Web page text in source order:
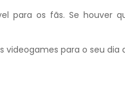
para os fãs. Se houver
videogames para o seu dia